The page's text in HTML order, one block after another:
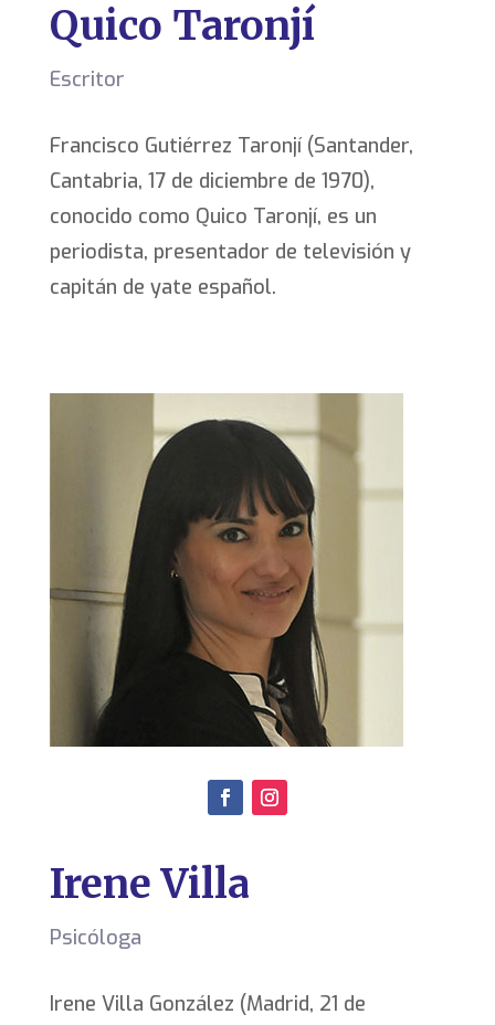
Quico Taronjí
Escritor
Francisco Gutiérrez Taronjí (Santander,
Cantabria, 17 de diciembre de 1970),
conocido como Quico Taronjí, es un
periodista, presentador de televisión y
capitán de yate español.
Irene Villa
Psicóloga
Irene Villa González (Madrid, 21 de